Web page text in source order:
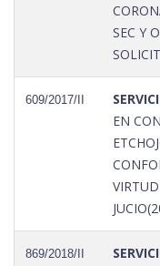
SEC Y
609/2017/II
EN
869/2018/II